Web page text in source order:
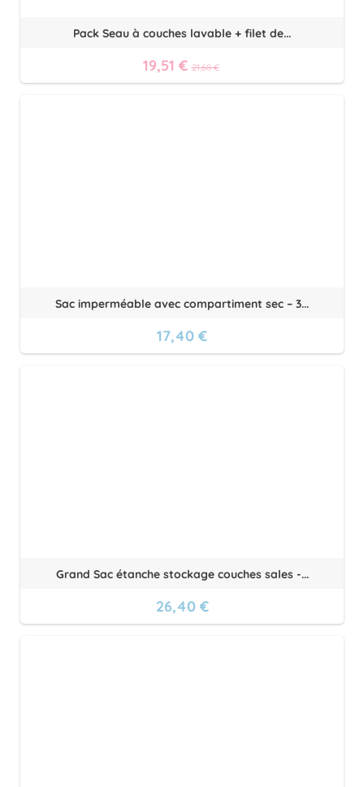
Pack Seau à couches lavable + filet de...
19,51 €21,68 €
Sac imperméable avec compartiment sec – 3...
17,40 €
Grand Sac étanche stockage couches sales -...
26,40 €